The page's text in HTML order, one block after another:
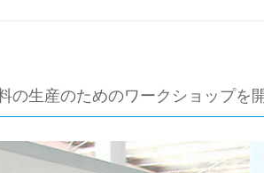
の生産のためのワークショップを